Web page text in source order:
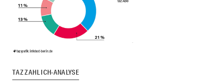
TAZ ZAHL ICH-ANALYSE